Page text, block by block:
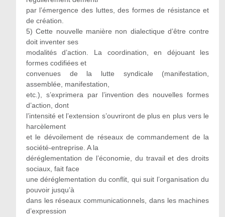
par l’émergence des luttes, des formes de résistance et
de création.
5) Cette nouvelle manière non dialectique d’être contre
doit inventer ses
modalités d’action. La coordination, en déjouant les
formes codifiées et
convenues de la lutte syndicale (manifestation,
assemblée, manifestation,
etc.), s’exprimera par l’invention des nouvelles formes
d’action, dont
l’intensité et l’extension s’ouvriront de plus en plus vers le
harcèlement
et le dévoilement de réseaux de commandement de la
société-entreprise. A la
déréglementation de l’économie, du travail et des droits
sociaux, fait face
une déréglementation du conflit, qui suit l’organisation du
pouvoir jusqu’à
dans les réseaux communicationnels, dans les machines
d’expression